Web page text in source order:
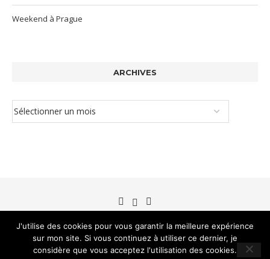
Weekend à Prague
ARCHIVES
©Brin de blé 2012-2026
J'utilise des cookies pour vous garantir la meilleure expérience
sur mon site. Si vous continuez à utiliser ce dernier, je
considère que vous acceptez l'utilisation des cookies.